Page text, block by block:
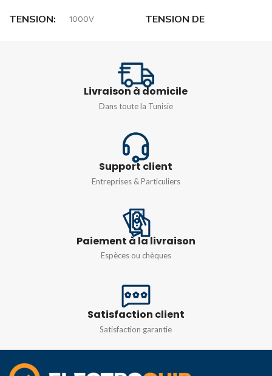
TENSION 1000V
TENSION DE
CLASS
Livraison à domicile
Dans toute la Tunisie
Support client
Entreprises & Particuliers
Paiement à la livraison
Espèces ou chèques
Satisfaction client
Satisfaction garantie